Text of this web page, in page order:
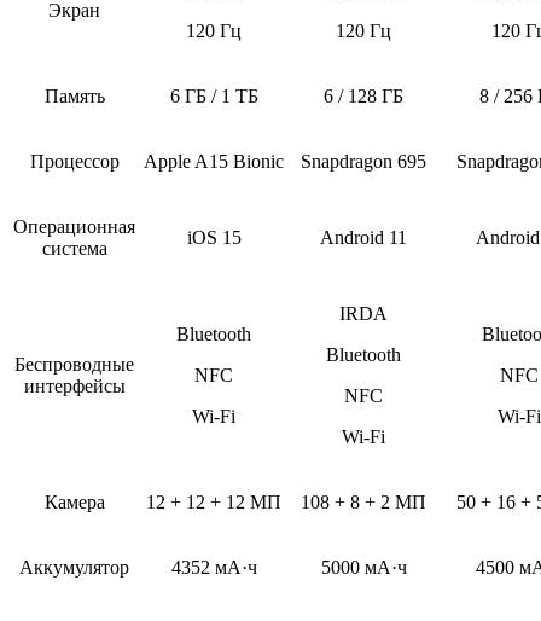
Экран
120 Гц
120 Гц
120
Память 6 ГБ / 1 ТБ 6 / 128 ГБ 8 / 256
Процессор Apple A15 Bionic Snapdragon 695
Операционная
система
iOS 15 Android 11
Беспроводные
интерфейсы
Bluetooth
NFC
Wi-Fi
IRDA
Bluetooth
NFC
Wi-Fi
NFC
Wi-Fi
Камера 12 + 12 + 12 МП 108 + 8 + 2 МП 50 + 16
Аккумулятор 4352 мА·ч 5000 мА·ч 4500